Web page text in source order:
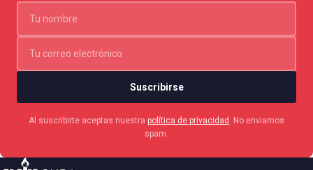
Suscribirse
Al suscribirte aceptas nuestra política de privacidad
. No enviamos
spam.